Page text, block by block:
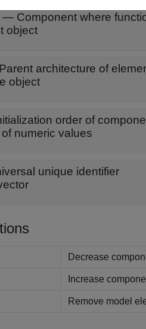
— Component where
object
Parent architecture of
object
order of
numeric values
unique identifier
Decrease
Increase
Remove model